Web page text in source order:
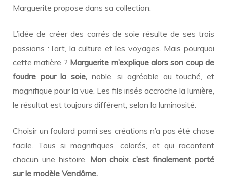
Marguerite propose dans sa collection.
L’idée de créer des carrés de soie résulte de ses trois
passions : l’art, la culture et les voyages. Mais pourquoi
cette matière ? Marguerite m’explique alors son coup de
foudre pour la soie, noble, si agréable au touché, et
magnifique pour la vue. Les fils irisés accroche la lumière,
le résultat est toujours différent, selon la luminosité.
Choisir un foulard parmi ses créations n’a pas été chose
facile. Tous si magnifiques, colorés, et qui racontent
chacun une histoire. Mon choix c’est finalement porté
surle modèle Vendôme.